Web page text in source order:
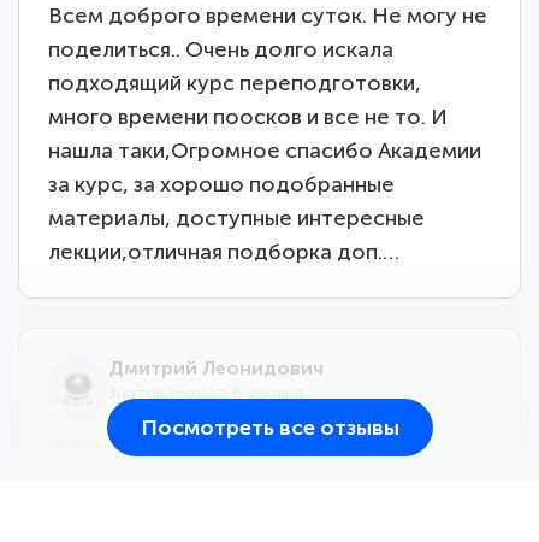
Всем доброго времени суток. Не могу не
поделиться.. Очень долго искала
подходящий курс переподготовки,
много времени поосков и все не то. И
нашла таки,Огромное спасибо Академии
за курс, за хорошо подобранные
материалы, доступные интересные
лекции,отличная подборка доп.…
Дмитрий Леонидович
Посмотреть все отзывы